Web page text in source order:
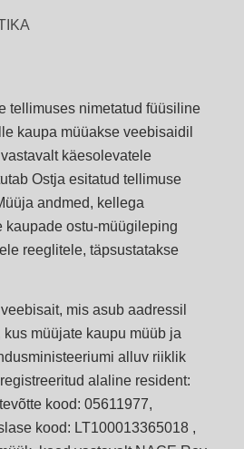
tellimuses nimetatud füüsiline
kaupa müüakse veebisaidil
käesolevatele
Ostja esitatud tellimuse
andmed, kellega
kaupade ostu-müügileping
reeglitele, täpsustatakse
mis asub aadressil
müüjate kaupu müüb ja
alluv riiklik
alaline resident:
kood: 05611977,
kood: LT100013365018 ,